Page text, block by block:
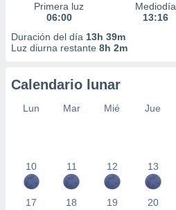
Primera luz
06:00
Mediodía
13:16
Duración del día 13h 39m
Luz diurna restante 8h 2m
Calendario lunar
Lun Mar Mié Jue
10 11 12 13
17 18 19 20